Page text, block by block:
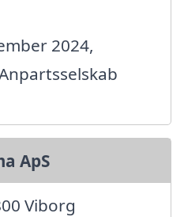
2024,
ApS
Viborg